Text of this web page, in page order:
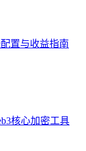
置与收益指南
核心加密工具